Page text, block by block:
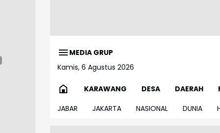
MEDIA GRUP
Kamis, 6 Agustus 2026
KARAWANG DESA DAERAH
JABAR
JAKARTA NASIONAL DUNIA